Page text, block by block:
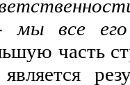
- мы все
часть